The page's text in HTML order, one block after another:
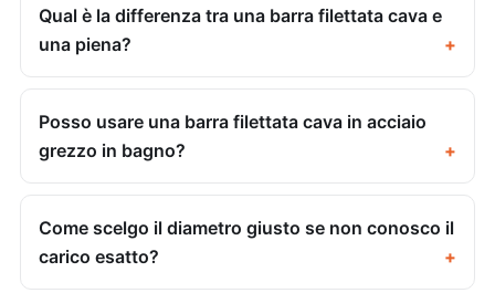
Qual è la differenza tra una barra filettata cava e
una piena?
Posso usare una barra filettata cava in acciaio
grezzo in bagno?
Come scelgo il diametro giusto se non conosco il
carico esatto?